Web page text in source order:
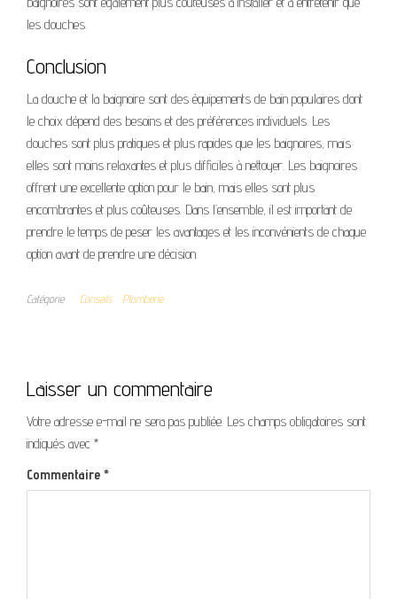
les douches.
Conclusion
La douche et la baignoire sont des équipements de bain populaires dont
le choix dépend des besoins et des préférences individuels. Les
douches sont plus pratiques et plus rapides que les baignoires, mais
elles sont moins relaxantes et plus difficiles à nettoyer. Les baignoires
offrent une excellente option pour le bain, mais elles sont plus
encombrantes et plus coûteuses. Dans l’ensemble, il est important de
prendre le temps de peser les avantages et les inconvénients de chaque
option avant de prendre une décision.
Catégorie Conseils Plomberie
Laisser un commentaire
Votre adresse e-mail ne sera pas publiée. Les champs obligatoires sont
indiqués avec *
Commentaire *